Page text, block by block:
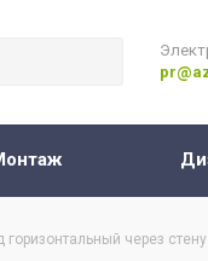
горизонтальный через